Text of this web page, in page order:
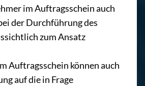
im Auftragsschein auch
der Durchführung des
zum Ansatz
Auftragsschein können auch
auf die in Frage